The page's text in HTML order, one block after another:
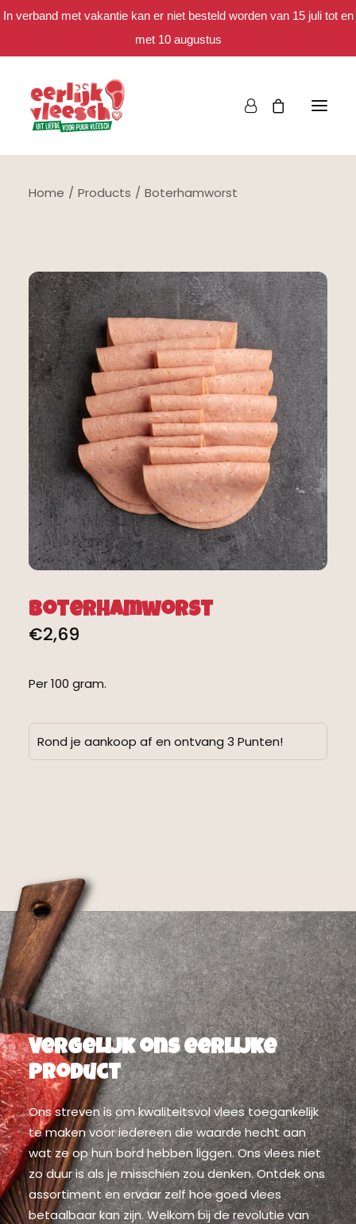
In verband met vakantie kan er niet besteld worden van 15 juli tot en
met 10 augustus
Bestellen
Spaar mee
Home Products Boterhamworst
Boterhamworst
€2,69
Per 100 gram.
Rond je aankoop af en ontvang 3 Punten!
Vergelijk ons eerlijke
product
Ons streven is om kwaliteitsvol vlees toegankelijk
te maken voor iedereen die waarde hecht aan
wat ze op hun bord hebben liggen. Ons vlees niet
zo duur is als je misschien zou denken. Ontdek ons
assortiment en ervaar zelf hoe goed vlees
betaalbaar kan zijn. Welkom bij de revolutie van